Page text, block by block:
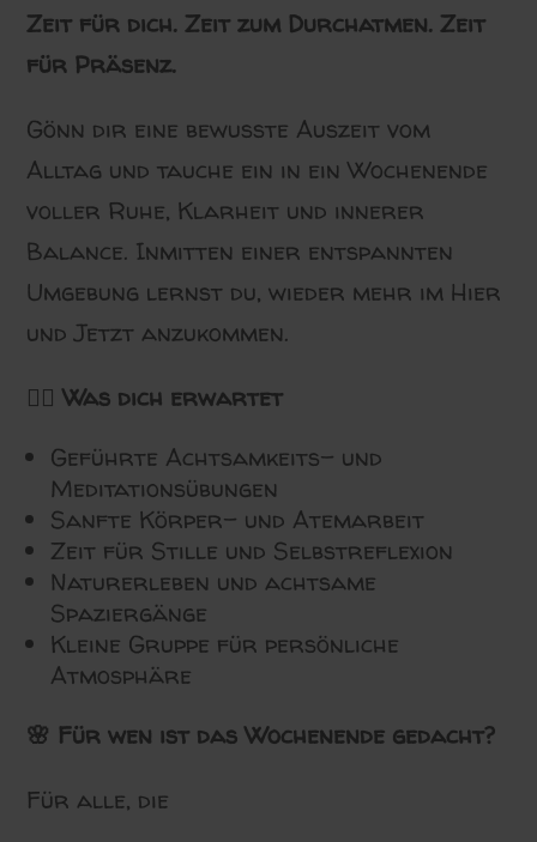
Zeit für dich. Zeit zum Durchatmen. Zeit
für Präsenz.
Gönn dir eine bewusste Auszeit vom
Alltag und tauche ein in ein Wochenende
voller Ruhe, Klarheit und innerer
Balance. Inmitten einer entspannten
Umgebung lernst du, wieder mehr im Hier
und Jetzt anzukommen.
🧘‍♀️ Was dich erwartet
Geführte Achtsamkeits- und
Meditationsübungen
Sanfte Körper- und Atemarbeit
Zeit für Stille und Selbstreflexion
Naturerleben und achtsame
Spaziergänge
Kleine Gruppe für persönliche
Atmosphäre
🌸 Für wen ist das Wochenende gedacht?
Für alle, die